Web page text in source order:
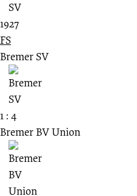
1927
FS
Bremer SV
1 : 4
Bremer BV Union